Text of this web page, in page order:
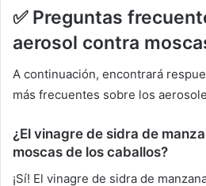
✅ Preguntas
aerosol contra
A continuación, encontrará
más frecuentes sobre los
¿El vinagre de sidra de
moscas de los caballos?
¡Sí! El vinagre de sidra de